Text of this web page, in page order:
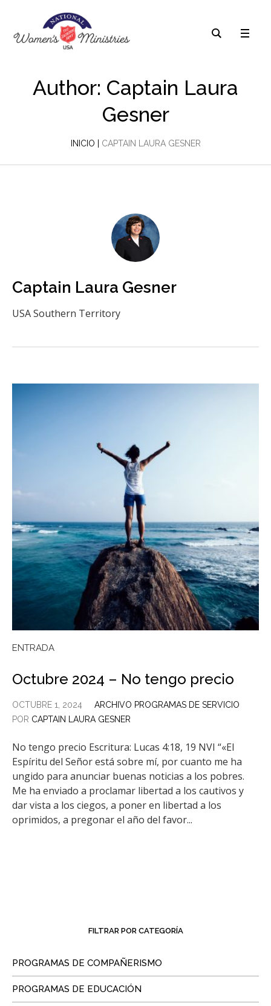
Author: Captain Laura
Gesner
INICIO | CAPTAIN LAURA GESNER
Captain Laura Gesner
USA Southern Territory
ENTRADA
Octubre 2024 – No tengo precio
OCTUBRE 1, 2024
ARCHIVO PROGRAMAS DE SERVICIO
POR CAPTAIN LAURA GESNER
No tengo precio Escritura: Lucas 4:18, 19 NVI “«El
Espíritu del Señor está sobre mí, por cuanto me ha
ungido para anunciar buenas noticias a los pobres.
Me ha enviado a proclamar libertad a los cautivos y
dar vista a los ciegos, a poner en libertad a los
oprimidos, a pregonar el año del favor...
FILTRAR POR CATEGORÍA
PROGRAMAS DE COMPAÑERISMO
PROGRAMAS DE EDUCACIÓN